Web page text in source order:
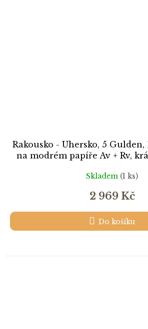
Rakousko - Uhersko, 5 Gulden,
na modrém papíře Av + Rv,
Skladem (1 ks)
2 969 Kč
Do košíku